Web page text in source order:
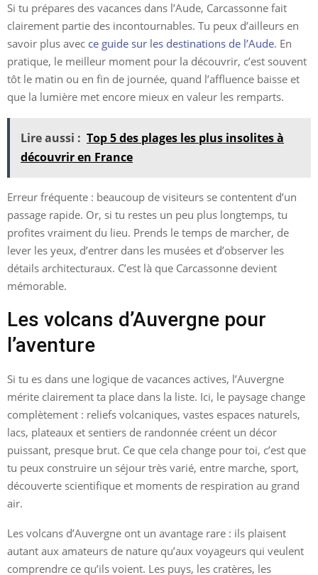
Si tu prépares des vacances dans l’Aude, Carcassonne fait
clairement partie des incontournables. Tu peux d’ailleurs en
savoir plus avec ce guide sur les destinations de l’Aude. En
pratique, le meilleur moment pour la découvrir, c’est souvent
tôt le matin ou en fin de journée, quand l’affluence baisse et
que la lumière met encore mieux en valeur les remparts.
Lire aussi : Top 5 des plages les plus insolites à
découvrir en France
Erreur fréquente : beaucoup de visiteurs se contentent d’un
passage rapide. Or, si tu restes un peu plus longtemps, tu
profites vraiment du lieu. Prends le temps de marcher, de
lever les yeux, d’entrer dans les musées et d’observer les
détails architecturaux. C’est là que Carcassonne devient
mémorable.
Les volcans d’Auvergne pour
l’aventure
Si tu es dans une logique de vacances actives, l’Auvergne
mérite clairement ta place dans la liste. Ici, le paysage change
complètement : reliefs volcaniques, vastes espaces naturels,
lacs, plateaux et sentiers de randonnée créent un décor
puissant, presque brut. Ce que cela change pour toi, c’est que
tu peux construire un séjour très varié, entre marche, sport,
découverte scientifique et moments de respiration au grand
air.
Les volcans d’Auvergne ont un avantage rare : ils plaisent
autant aux amateurs de nature qu’aux voyageurs qui veulent
comprendre ce qu’ils voient. Les puys, les cratères, les